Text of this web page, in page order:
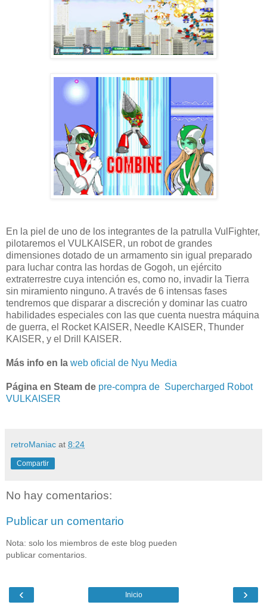
En la piel de uno de los integrantes de la patrulla VulFighter,
pilotaremos el VULKAISER, un robot de grandes
dimensiones dotado de un armamento sin igual preparado
para luchar contra las hordas de Gogoh, un ejército
extraterrestre cuya intención es, como no, invadir la Tierra
sin miramiento ninguno. A través de 6 intensas fases
tendremos que disparar a discreción y dominar las cuatro
habilidades especiales con las que cuenta nuestra máquina
de guerra, el Rocket KAISER, Needle KAISER, Thunder
KAISER, y el Drill KAISER.
Más info en la web oficial de Nyu Media
Página en Steam de pre-compra de Supercharged Robot
VULKAISER
retroManiac at 8:24
Compartir
No hay comentarios:
Publicar un comentario
Nota: solo los miembros de este blog pueden
publicar comentarios.
‹ ›
Inicio